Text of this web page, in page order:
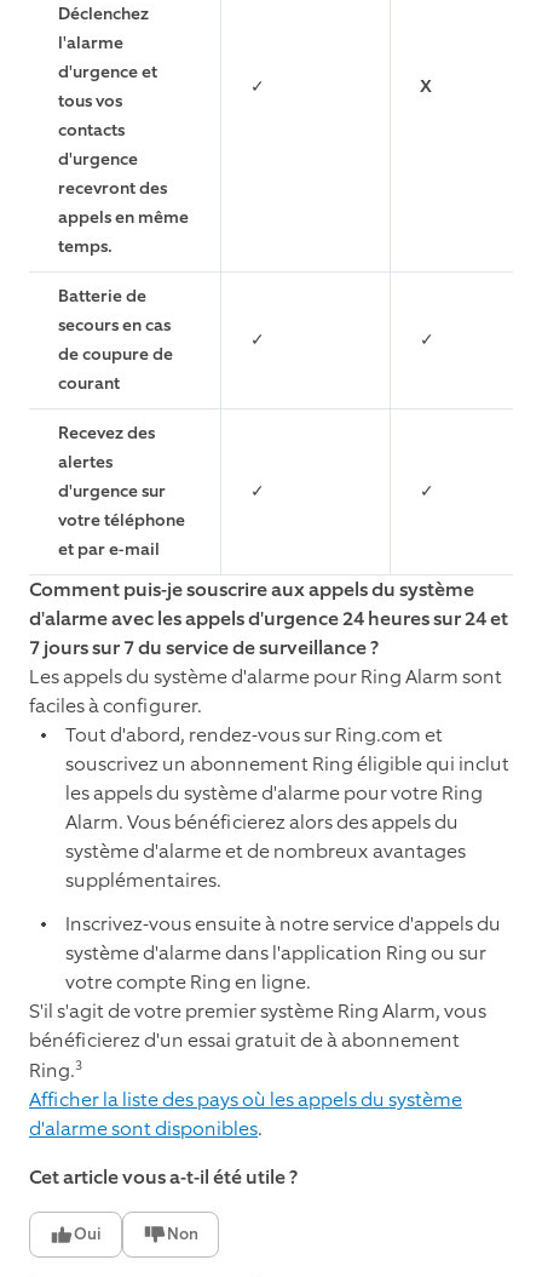
Déclenchez
l'alarme
d'urgence et
tous vos
contacts
d'urgence
recevront des
appels en même
temps.
✓ X
Batterie de
secours en cas
de coupure de
courant
✓ ✓
Recevez des
alertes
d'urgence sur
votre téléphone
et par e-mail
✓ ✓
Comment puis-je souscrire aux appels du système
d'alarme avec les appels d'urgence 24 heures sur 24 et
7 jours sur 7 du service de surveillance ?
Les appels du système d'alarme pour Ring Alarm sont
faciles à configurer.
Tout d'abord, rendez-vous sur Ring.com et
souscrivez un abonnement Ring éligible qui inclut
les appels du système d'alarme pour votre Ring
Alarm. Vous bénéficierez alors des appels du
système d'alarme et de nombreux avantages
supplémentaires.
Inscrivez-vous ensuite à notre service d'appels du
système d'alarme dans l'application Ring ou sur
votre compte Ring en ligne.
S'il s'agit de votre premier système Ring Alarm, vous
bénéficierez d'un essai gratuit de à abonnement
Ring.3
Afficher la liste des pays où les appels du système
d'alarme sont disponibles.
Cet article vous a-t-il été utile ?
Oui Non